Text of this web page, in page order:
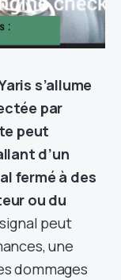
s’allume
par
peut
d’un
fermé à des
ou du
peut
une
dommages